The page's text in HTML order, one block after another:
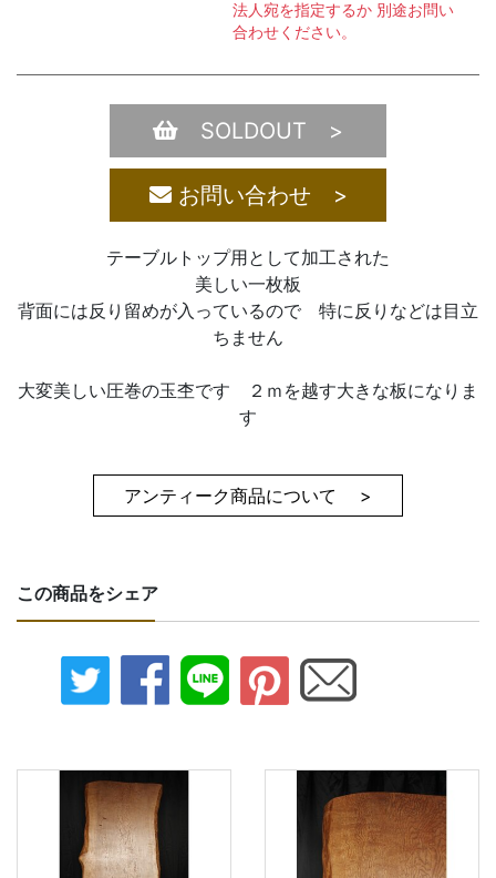
法人宛を指定するか 別途お問い
合わせください。
SOLDOUT >
お問い合わせ >
テーブルトップ用として加工された
美しい一枚板
背面には反り留めが入っているので 特に反りなどは目立
ちません
大変美しい圧巻の玉杢です ２ｍを越す大きな板になりま
す
アンティーク商品について >
この商品をシェア